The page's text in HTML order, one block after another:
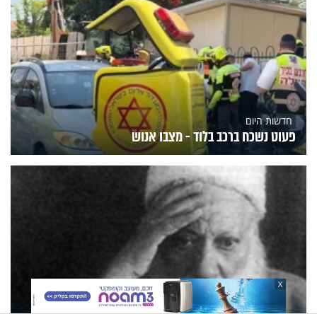
חדשות היום
פעוט נשכח ברכב בלוד - מצבו אנוש
X